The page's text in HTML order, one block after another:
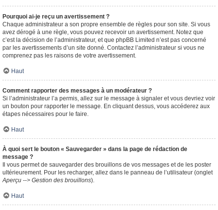
Pourquoi ai-je reçu un avertissement ?
Chaque administrateur a son propre ensemble de règles pour son site. Si vous
avez dérogé à une règle, vous pouvez recevoir un avertissement. Notez que
c’est la décision de l’administrateur, et que phpBB Limited n’est pas concerné
par les avertissements d’un site donné. Contactez l’administrateur si vous ne
comprenez pas les raisons de votre avertissement.
Haut
Comment rapporter des messages à un modérateur ?
Si l’administrateur l’a permis, allez sur le message à signaler et vous devriez voir
un bouton pour rapporter le message. En cliquant dessus, vous accéderez aux
étapes nécessaires pour le faire.
Haut
À quoi sert le bouton « Sauvegarder » dans la page de rédaction de
message ?
Il vous permet de sauvegarder des brouillons de vos messages et de les poster
ultérieurement. Pour les recharger, allez dans le panneau de l’utilisateur (onglet
Aperçu --> Gestion des brouillons).
Haut